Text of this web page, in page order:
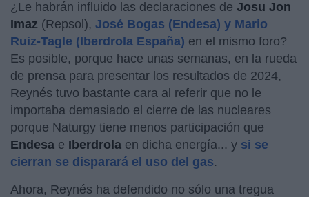
¿Le habrán influido las declaraciones de Josu Jon
Imaz (Repsol), José Bogas (Endesa) y Mario
Ruiz-Tagle (Iberdrola España) en el mismo foro?
Es posible, porque hace unas semanas, en la rueda
de prensa para presentar los resultados de 2024,
Reynés tuvo bastante cara al referir que no le
importaba demasiado el cierre de las nucleares
porque Naturgy tiene menos participación que
Endesa e Iberdrola en dicha energía... y si se
cierran se disparará el uso del gas.
Ahora, Reynés ha defendido no sólo una tregua